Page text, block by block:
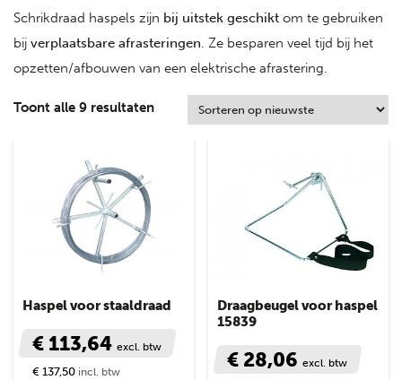
Schrikdraad haspels zijn bij uitstek geschikt om te gebruiken
bij verplaatsbare afrasteringen. Ze besparen veel tijd bij het
opzetten/afbouwen van een elektrische afrastering.
Toont alle 9 resultaten
Haspel voor staaldraad
€ 113,64 excl. btw
€ 137,50 incl. btw
Draagbeugel voor haspel
15839
€ 28,06excl. btw